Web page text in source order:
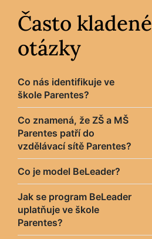
Často kladené
otázky
Co nás identifikuje ve
škole Parentes?
Co znamená, že ZŠ a MŠ
Parentes patří do
vzdělávací sítě Parentes?
Co je model BeLeader?
Jak se program BeLeader
uplatňuje ve škole
Parentes?